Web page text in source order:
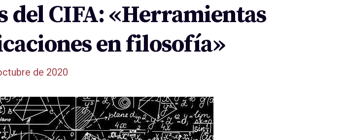
CIFA: «Herramientas
en filosofía»
de 2020